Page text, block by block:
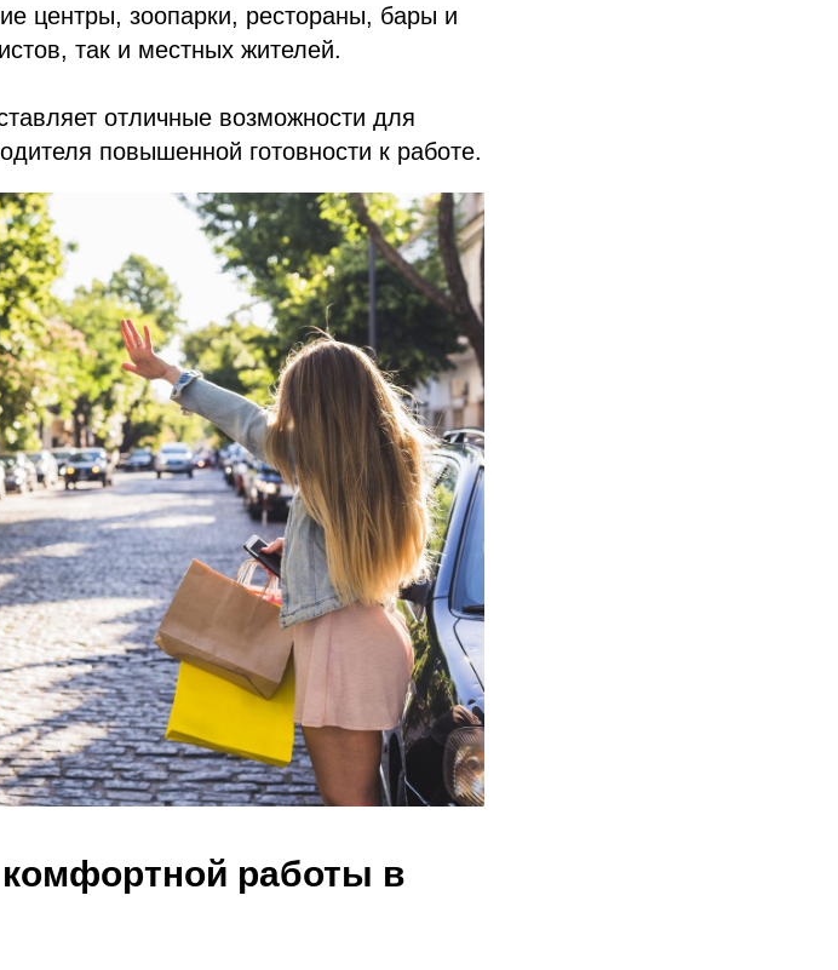
центры, зоопарки, рестораны, бары и
так и местных жителей.
отличные возможности для
повышенной готовности к работе.
работы в